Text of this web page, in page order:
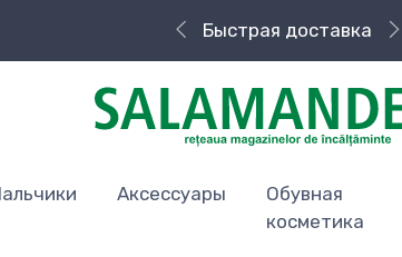
Быстрая доставка
Аксессуары
Обувная
косметика